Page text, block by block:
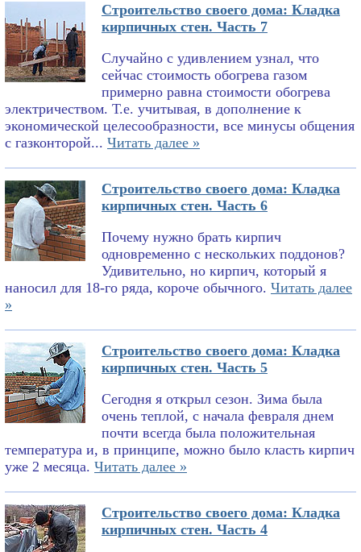
Строительство своего дома: Кладка
кирпичных стен. Часть 7
Случайно с удивлением узнал, что
сейчас стоимость обогрева газом
примерно равна стоимости обогрева
электричеством. Т.е. учитывая, в дополнение к
экономической целесообразности, все минусы общения
с газконторой... Читать далее »
Строительство своего дома: Кладка
кирпичных стен. Часть 6
Почему нужно брать кирпич
одновременно с нескольких поддонов?
Удивительно, но кирпич, который я
наносил для 18-го ряда, короче обычного. Читать далее
»
Строительство своего дома: Кладка
кирпичных стен. Часть 5
Сегодня я открыл сезон. Зима была
очень теплой, с начала февраля днем
почти всегда была положительная
температура и, в принципе, можно было класть кирпич
уже 2 месяца. Читать далее »
Строительство своего дома: Кладка
кирпичных стен. Часть 4